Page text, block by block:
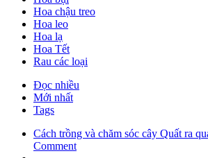
Hoa chậu treo
Hoa leo
Hoa lạ
Hoa Tết
Rau các loại
Đọc nhiều
Mới nhất
Tags
Cách trồng và chăm sóc cây Quất ra
Comment